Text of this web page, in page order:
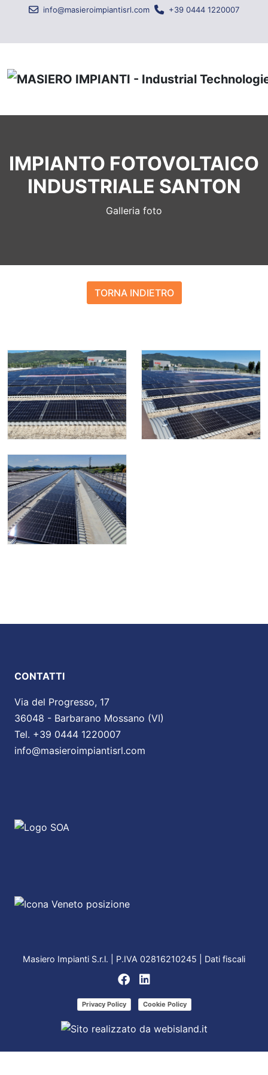
info@masieroimpiantisrl.com +39 0444 1220007
IMPIANTO FOTOVOLTAICO
INDUSTRIALE SANTON
Galleria foto
TORNA INDIETRO
CONTATTI
Via del Progresso, 17
36048 - Barbarano Mossano (VI)
Tel. +39 0444 1220007
info@masieroimpiantisrl.com
Masiero Impianti S.r.l. | P.IVA 02816210245 | Dati fiscali
Privacy Policy Cookie Policy